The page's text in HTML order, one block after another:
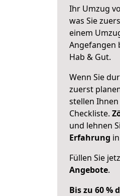
Ihr Umzug
was Sie
einem
Angefangen
Hab & Gut.
Wenn Sie
zuerst
stellen Ihnen
Checkliste.
und lehnen
Erfahrung
Füllen Sie
Angebote.
Bis zu 60 %